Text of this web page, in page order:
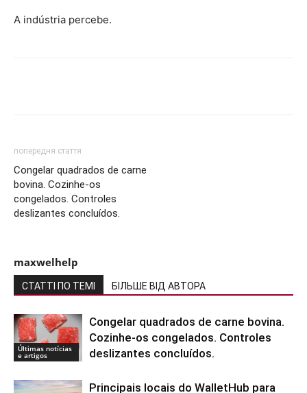
A indústria percebe.
попередня стаття
Congelar quadrados de carne
bovina. Cozinhe-os
congelados. Controles
deslizantes concluídos.
maxwelhelp
СТАТТІ ПО ТЕМІ БІЛЬШЕ ВІД АВТОРА
Últimas notícias
e artigos
Congelar quadrados de carne bovina.
Cozinhe-os congelados. Controles
deslizantes concluídos.
Principais locais do WalletHub para